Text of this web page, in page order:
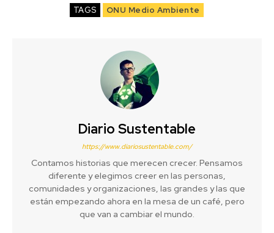
TAGS ONU Medio Ambiente
Diario Sustentable
https://www.diariosustentable.com/
Contamos historias que merecen crecer. Pensamos
diferente y elegimos creer en las personas,
comunidades y organizaciones, las grandes y las que
están empezando ahora en la mesa de un café, pero
que van a cambiar el mundo.